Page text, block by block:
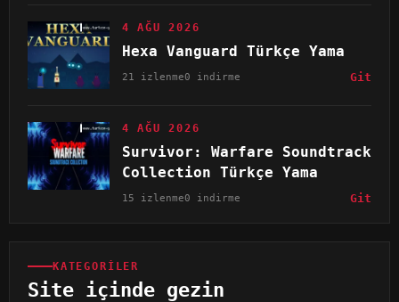
4 AĞU 2026
Hexa Vanguard Türkçe Yama
21 izlenme0 indirme Git
4 AĞU 2026
Survivor: Warfare Soundtrack
Collection Türkçe Yama
15 izlenme0 indirme Git
KATEGORILER
Site içinde gezin